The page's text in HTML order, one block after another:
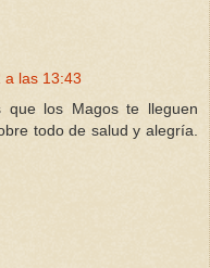
a las 13:43
que los Magos te lleguen
todo de salud y alegría.